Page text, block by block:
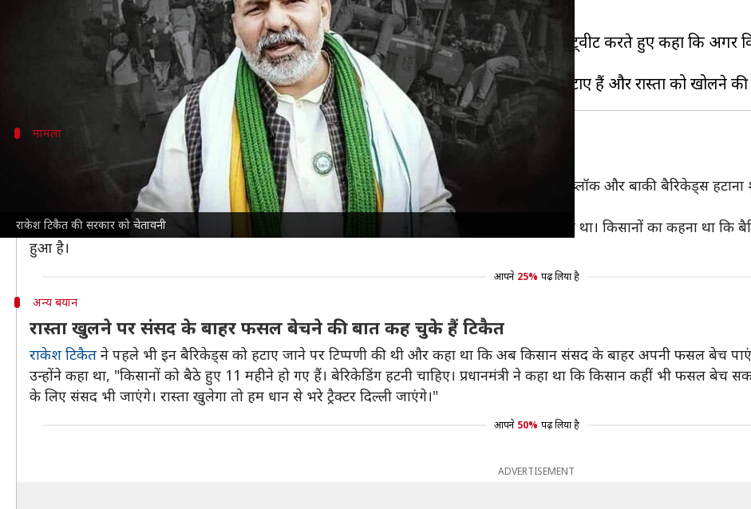
राकेश टिकैत की सरकार को चेतावनी
भारतीय किसान यूनियन के नेताराकेश टिकैतने एक बार फिर से सरकार को चेतावनी दी है। उन्होंने ट्वीट करते हुए कहा कि अगर
गई तो वे देशभर में सरकारी दफ्तरों को गल्ला मंडी बना देंगे।
मामला
टिकरी और गाजीपुर बॉर्डर से हटाए गए हैं बैरिकेड्स
पुलिस ने गुरूवार को दिल्ली-हरियाणा के टिकरी बॉर्डर और दिल्ली-उत्तर प्रदेश के गाजीपुर बॉर्डर से सीमेंट के ब्लॉक और बाकी बैरिकेड्स
ये बैरिकेड्सकिसान आंदोलन
शुरू होने के बाद से ही यहां थे और इनके कारण लगभग 11 महीने से रास्ता बंद था। किसानों का कहना था कि
हुआ है।
आपने 25% पढ़ लिया है
अन्य बयान
रास्ता खुलने पर संसद के बाहर फसल बेचने की बात कह चुके हैं टिकैत
राकेश टिकैत ने पहले भी इन बैरिकेड्स को हटाए जाने पर टिप्पणी की थी और कहा था कि अब किसान संसद के बाहर अपनी फसल बेच
उन्होंने कहा था, "किसानों को बैठे हुए 11 महीने हो गए हैं। बेरिकेडिंग हटनी चाहिए। प्रधानमंत्री ने कहा था कि किसान कहीं भी फसल
के लिए संसद भी जाएंगे। रास्ता खुलेगा तो हम धान से भरे ट्रैक्टर दिल्ली जाएंगे।"
आपने 50% पढ़ लिया है
ADVERTISEMENT